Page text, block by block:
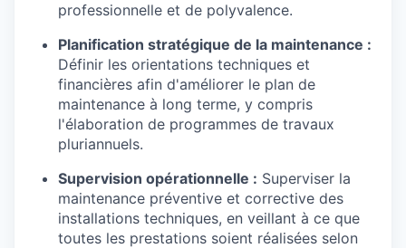
professionnelle et de polyvalence.
Planification stratégique de la maintenance :
Définir les orientations techniques et
financières afin d'améliorer le plan de
maintenance à long terme, y compris
l'élaboration de programmes de travaux
pluriannuels.
Supervision opérationnelle : Superviser la
maintenance préventive et corrective des
installations techniques, en veillant à ce que
toutes les prestations soient réalisées selon